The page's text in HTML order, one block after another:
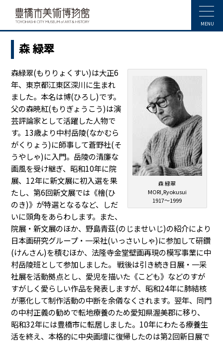
MENU
森 緑翠
森 緑翠
MORI,Ryokusui
1917～1999
森緑翠(もりりょくすい)は大正6
年、東京都江東区深川に生まれ
ました。本名は博(ひろし)です。
父の森暁紅(もりぎょうこう)は演
芸評論家として活躍した人物で
す。13歳より中村岳陵(なかむら
がくりょう)に師事して蒼野社(そ
うやしゃ)に入門。岳陵の清廉な
画風を受け継ぎ、昭和10年に院
展、12年に新文展に初入選を果
たし、第6回新文展では《檜(ひ
のき)》が特選となるなど、しだ
いに頭角をあらわします。また、
院展・新文展のほか、野島青茲(のじませいじ)の紹介により
日本画研究グループ・一采社(いっさいしゃ)に参加して研鑽
(けんさん)を積むほか、法隆寺金堂壁画再現の模写事業に中
村岳陵班として参加しました。 戦後は引き続き日展・一采
社展を活動拠点とし、愛児を描いた《こども》などのすが
すがしく愛らしい作品を発表しますが、昭和24年に肺結核
が悪化して制作活動の中断を余儀なくされます。翌年、同門
の中村正義の勧めで転地療養のため愛知県渥美郡に移り、
昭和32年には豊橋市に転居しました。10年にわたる療養生
活を終え、本格的に中央画壇に復帰したのは第2回新日展で